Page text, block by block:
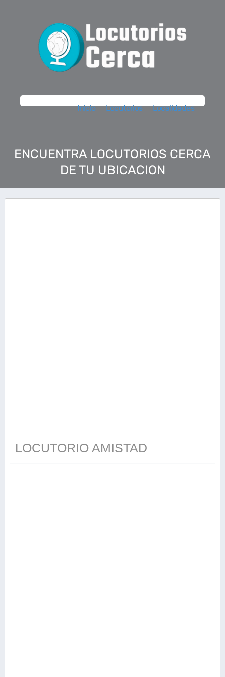
Inicio Locutorios Localidades
ENCUENTRA LOCUTORIOS CERCA
DE TU UBICACION
LOCUTORIO AMISTAD